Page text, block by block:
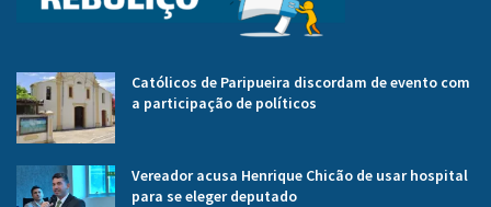
Católicos de Paripueira discordam de evento com
a participação de políticos
Vereador acusa Henrique Chicão de usar hospital
para se eleger deputado